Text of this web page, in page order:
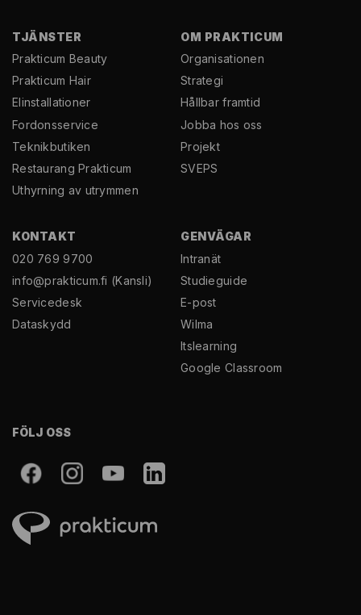
TJÄNSTER
Prakticum Beauty
Prakticum Hair
El­installationer
Fordonsservice
Teknikbutiken
Restaurang Prakticum
Uthyrning av utrymmen
OM PRAKTICUM
Organisationen
Strategi
Hållbar framtid
Jobba hos oss
Projekt
SVEPS
KONTAKT
020 769 9700
info@prakticum.fi (Kansli)
Servicedesk
Dataskydd
GENVÄGAR
Intranät
Studieguide
E-post
Wilma
Itslearning
Google Classroom
FÖLJ OSS